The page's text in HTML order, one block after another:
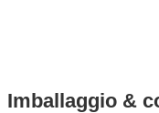
Imballaggio &